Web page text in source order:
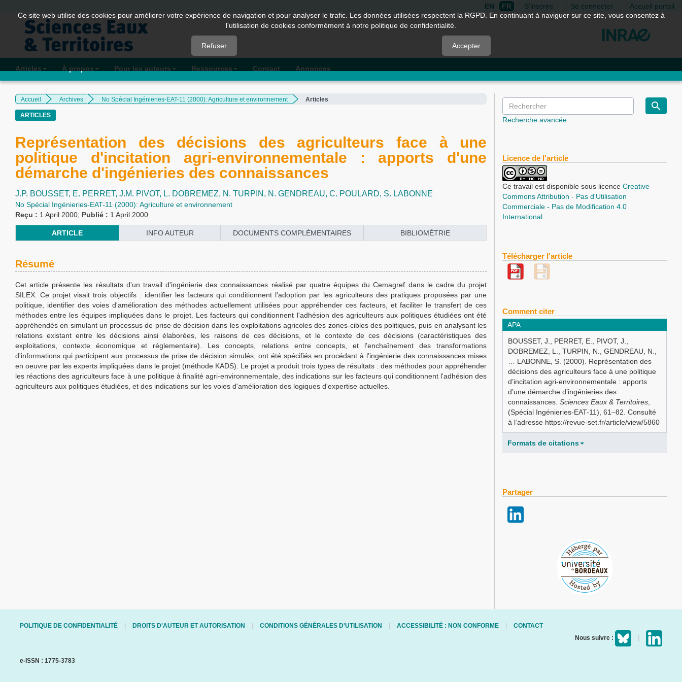
Quick
jump
page
content
Navigation
Main
Content
EN FR S'inscrire Se connecter Accueil portail
Articles À propos Pour les auteurs Ressources Contact Annonces
Accueil Archives No Spécial Ingénieries-EAT-11 (2000): Agriculture et environnement Articles
ARTICLES
Représentation des décisions des agriculteurs face à une
politique d'incitation agri-environnementale : apports d'une
démarche d'ingénieries des connaissances
J.P. BOUSSET, E. PERRET, J.M. PIVOT, L. DOBREMEZ, N. TURPIN, N. GENDREAU, C. POULARD, S. LABONNE
No Spécial Ingénieries-EAT-11 (2000): Agriculture et environnement
Reçu : 1 April 2000; Publié : 1 April 2000
ARTICLE INFO AUTEUR DOCUMENTS COMPLÉMENTAIRES BIBLIOMÉTRIE
Résumé
Cet article présente les résultats d'un travail d'ingénierie des connaissances réalisé par quatre équipes du Cemagref dans le cadre du projet
SILEX. Ce projet visait trois objectifs : identifier les facteurs qui conditionnent l'adoption par les agriculteurs des pratiques proposées par une
politique, identifier des voies d'amélioration des méthodes actuellement utilisées pour appréhender ces facteurs, et faciliter le transfert de ces
méthodes entre les équipes impliquées dans le projet. Les facteurs qui conditionnent l'adhésion des agriculteurs aux politiques étudiées ont été
appréhendés en simulant un processus de prise de décision dans les exploitations agricoles des zones-cibles des politiques, puis en analysant les
relations existant entre les décisions ainsi élaborées, les raisons de ces décisions, et le contexte de ces décisions (caractéristiques des
exploitations, contexte économique et réglementaire). Les concepts, relations entre concepts, et l'enchaînement des transformations
d'informations qui participent aux processus de prise de décision simulés, ont été spécifiés en procédant à l'ingénierie des connaissances mises
en oeuvre par les experts impliquées dans le projet (méthode KADS). Le projet a produit trois types de résultats : des méthodes pour appréhender
les réactions des agriculteurs face à une politique à finalité agri-environnementale, des indications sur les facteurs qui conditionnent l'adhésion des
agriculteurs aux politiques étudiées, et des indications sur les voies d'amélioration des logiques d'expertise actuelles.
Recherche avancée
Licence de l'article
Ce travail est disponible sous licenceCreative
Commons Attribution - Pas d'Utilisation
Commerciale - Pas de Modification 4.0
International
Télécharger l'article
Comment citer
APA
BOUSSET, J., PERRET, E., PIVOT, J.,
DOBREMEZ, L., TURPIN, N., GENDREAU, N.,
… LABONNE, S. (2000). Représentation des
décisions des agriculteurs face à une politique
d’incitation agri-environnementale : apports
d’une démarche d’ingénieries des
connaissances.Sciences Eaux & Territoires
(Spécial Ingénieries-EAT-11), 61–82. Consulté
à l’adresse https://revue-set.fr/article/view/5860
Formats de citations
Partager
POLITIQUE DE CONFIDENTIALITÉ DROITS D'AUTEUR ET AUTORISATION CONDITIONS GÉNÉRALES D'UTILISATION ACCESSIBILITÉ : NON CONFORME
CONTACT
Nous suivre :
e-ISSN : 1775-3783
Ce site web utilise des cookies pour améliorer votre expérience de navigation et pour analyser le trafic. Les données utilisées respectent la RGPD. En continuant à naviguer sur ce site, vous consentez à
l'utilisation de cookies conformément à notre politique de confidentialité.
Refuser Accepter